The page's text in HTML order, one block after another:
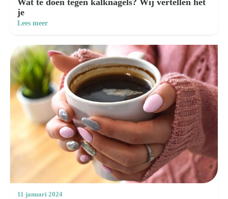
Zoeken
Wat te doen tegen kalknagels? Wij vertellen het
je
Lees meer
11 januari 2024